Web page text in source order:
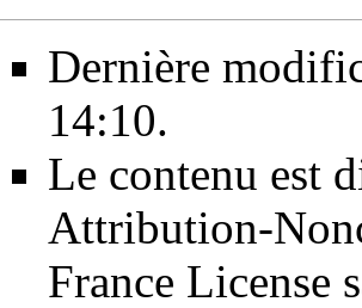
Dernière
14:10.
Le contenu est
Attribution-
France License